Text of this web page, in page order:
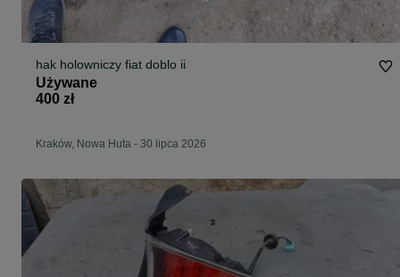
hak holowniczy fiat doblo ii
Używane
400 zł
Kraków, Nowa Huta - 30 lipca 2026